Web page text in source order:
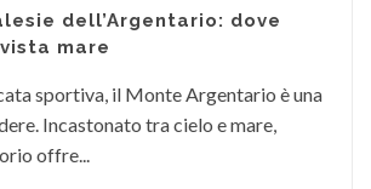
dell’Argentario: dove
mare
sportiva, il Monte Argentario è una
Incastonato tra cielo e mare,
offre...